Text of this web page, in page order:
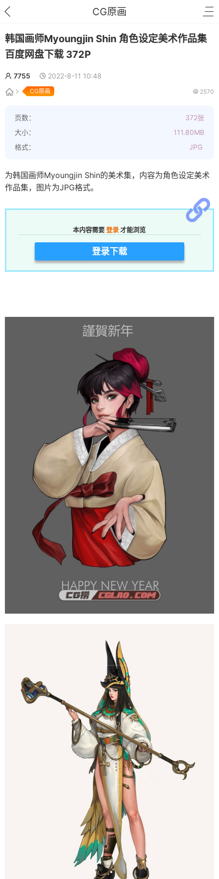
CG原画
韩国画师Myoungjin Shin 角色设定美术作品集
百度网盘下载 372P
7755 2022-8-11 10:48
CG原画 2570
页数：
372张
大小：
111.80MB
格式：
JPG
为韩国画师Myoungjin Shin的美术集，内容为角色设定美术
作品集，图片为JPG格式。
本内容需要 登录 才能浏览
登录下载